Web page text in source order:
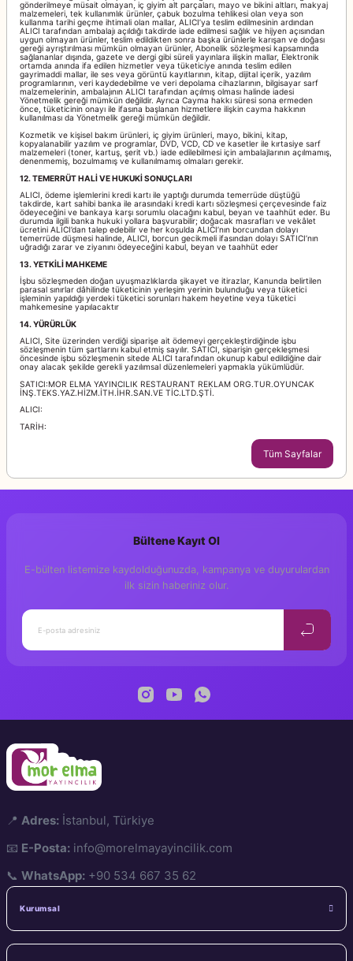
gönderilmeye müsait olmayan, iç giyim alt parçaları, mayo ve bikini altları, makyaj
malzemeleri, tek kullanımlık ürünler, çabuk bozulma tehlikesi olan veya son
kullanma tarihi geçme ihtimali olan mallar, ALICI’ya teslim edilmesinin ardından
ALICI tarafından ambalajı açıldığı takdirde iade edilmesi sağlık ve hijyen açısından
uygun olmayan ürünler, teslim edildikten sonra başka ürünlerle karışan ve doğası
gereği ayrıştırılması mümkün olmayan ürünler, Abonelik sözleşmesi kapsamında
sağlananlar dışında, gazete ve dergi gibi süreli yayınlara ilişkin mallar, Elektronik
ortamda anında ifa edilen hizmetler veya tüketiciye anında teslim edilen
gayrimaddi mallar, ile ses veya görüntü kayıtlarının, kitap, dijital içerik, yazılım
programlarının, veri kaydedebilme ve veri depolama cihazlarının, bilgisayar sarf
malzemelerinin, ambalajının ALICI tarafından açılmış olması halinde iadesi
Yönetmelik gereği mümkün değildir. Ayrıca Cayma hakkı süresi sona ermeden
önce, tüketicinin onayı ile ifasına başlanan hizmetlere ilişkin cayma hakkının
kullanılması da Yönetmelik gereği mümkün değildir.
Kozmetik ve kişisel bakım ürünleri, iç giyim ürünleri, mayo, bikini, kitap,
kopyalanabilir yazılım ve programlar, DVD, VCD, CD ve kasetler ile kırtasiye sarf
malzemeleri (toner, kartuş, şerit vb.) iade edilebilmesi için ambalajlarının açılmamış,
denenmemiş, bozulmamış ve kullanılmamış olmaları gerekir.
12. TEMERRÜT HALİ VE HUKUKİ SONUÇLARI
ALICI, ödeme işlemlerini kredi kartı ile yaptığı durumda temerrüde düştüğü
takdirde, kart sahibi banka ile arasındaki kredi kartı sözleşmesi çerçevesinde faiz
ödeyeceğini ve bankaya karşı sorumlu olacağını kabul, beyan ve taahhüt eder. Bu
durumda ilgili banka hukuki yollara başvurabilir; doğacak masrafları ve vekâlet
ücretini ALICI’dan talep edebilir ve her koşulda ALICI’nın borcundan dolayı
temerrüde düşmesi halinde, ALICI, borcun gecikmeli ifasından dolayı SATICI’nın
uğradığı zarar ve ziyanını ödeyeceğini kabul, beyan ve taahhüt eder
13. YETKİLİ MAHKEME
İşbu sözleşmeden doğan uyuşmazlıklarda şikayet ve itirazlar, Kanunda belirtilen
parasal sınırlar dâhilinde tüketicinin yerleşim yerinin bulunduğu veya tüketici
işleminin yapıldığı yerdeki tüketici sorunları hakem heyetine veya tüketici
mahkemesine yapılacaktır
14. YÜRÜRLÜK
ALICI, Site üzerinden verdiği siparişe ait ödemeyi gerçekleştirdiğinde işbu
sözleşmenin tüm şartlarını kabul etmiş sayılır. SATICI, siparişin gerçekleşmesi
öncesinde işbu sözleşmenin sitede ALICI tarafından okunup kabul edildiğine dair
onay alacak şekilde gerekli yazılımsal düzenlemeleri yapmakla yükümlüdür.
SATICI:MOR ELMA YAYINCILIK RESTAURANT REKLAM ORG.TUR.OYUNCAK
İNŞ.TEKS.YAZ.HİZM.İTH.İHR.SAN.VE TİC.LTD.ŞTİ.
ALICI:
TARİH:
Tüm Sayfalar
Bültene Kayıt Ol
E-bülten listemize kaydolduğunuzda, kampanya ve duyurulardan
ilk sizin haberiniz olur.
📍 Adres: İstanbul, Türkiye
📧 E-Posta: info@morelmayayincilik.com
📞 WhatsApp: +90 534 667 35 62
Kurumsal